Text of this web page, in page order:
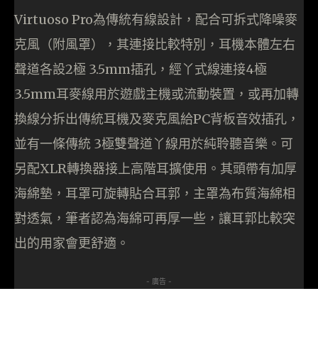
Virtuoso Pro為傳統有線設計，配合可拆式降噪麥
克風（附風罩），其連接比較特別，耳機本體左右
聲道各設2極 3.5mm插孔，經丫式線連接4極
3.5mm耳麥線用於遊戲主機或流動裝置，或再加轉
換線分拆出傳統耳機及麥克風給PC背板音效插孔，
並有一條傳統 3極雙聲道丫線用於純聆聽音樂。可
另配XLR轉換器接上高階耳擴使用。其頭帶有加厚
海綿墊，耳罩可旋轉貼合耳郭，主罩為布質海綿相
對透氣，筆者認為海綿可再厚一些，讓耳郭比較突
出的用家會更舒適。
- 廣告 -